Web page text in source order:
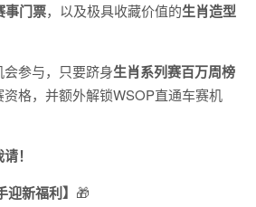
事门票，以及极具收藏价值的生肖造型
参与，只要跻身生肖系列赛百万周榜
资格，并额外解锁WSOP直通车赛机
！
新福利】 🎁